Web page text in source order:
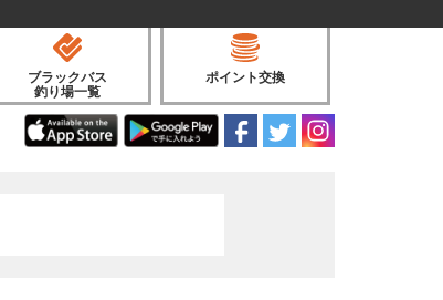
ブラックバス
釣り場一覧
ポイント交換